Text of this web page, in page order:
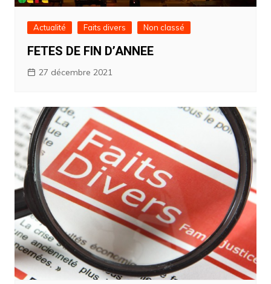
Actualité Faits divers Non classé
FETES DE FIN D’ANNEE
27 décembre 2021